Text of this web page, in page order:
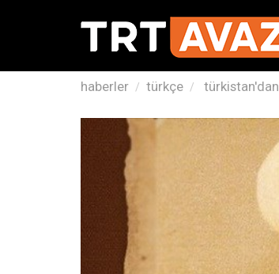
haberler türkçe türkistan'dan